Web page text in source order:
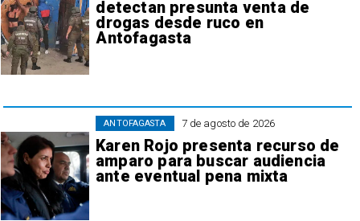
detectan presunta venta de
drogas desde ruco en
Antofagasta
7 de agosto de 2026
Karen Rojo presenta recurso de
amparo para buscar audiencia
ante eventual pena mixta
ANTOFAGASTA